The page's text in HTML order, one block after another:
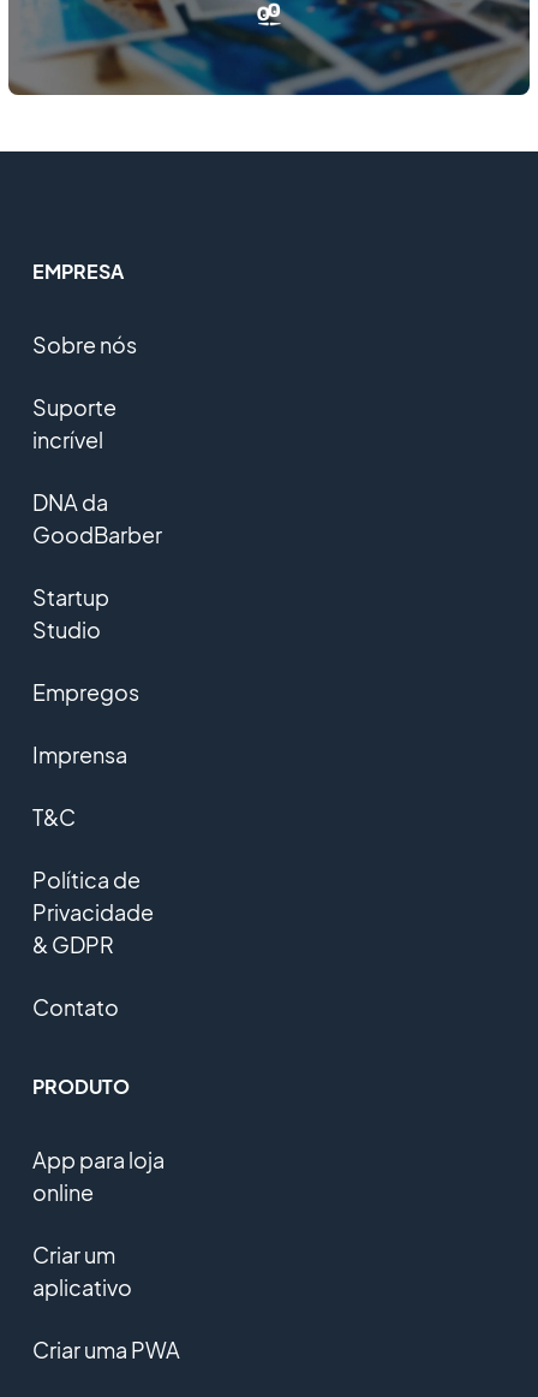
EMPRESA
Sobre nós
Suporte
incrível
DNA da
GoodBarber
Startup
Studio
Empregos
Imprensa
T&C
Política de
Privacidade
& GDPR
Contato
PRODUTO
App para loja
online
Criar um
aplicativo
Criar uma PWA